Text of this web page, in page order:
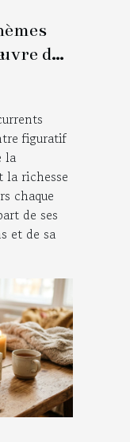
de
figuratif
la
la richesse
chaque
de ses
et de sa